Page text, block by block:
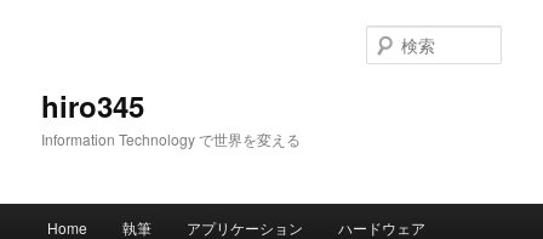
hiro345
Information Technology で世界を変える
索
Home 執筆 アプリケーション ハードウェア